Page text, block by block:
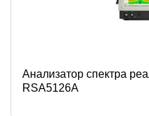
Анализатор спектра
RSA5126A